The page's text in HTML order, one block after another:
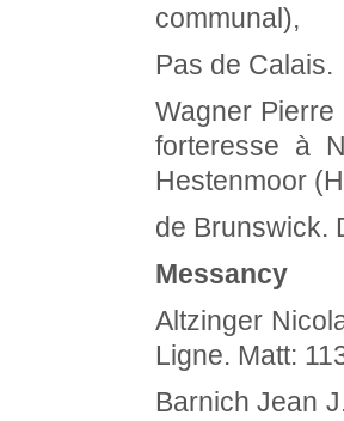
communal),
Pas de Calais.
Wagner
forteresse à
Hestenmoor
de Brunswick.
Messancy
Altzinger
Ligne. Matt:
Barnich